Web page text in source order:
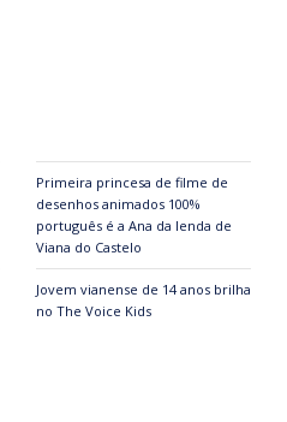
Primeira princesa de filme de
desenhos animados 100%
português é a Ana da lenda de
Viana do Castelo
Jovem vianense de 14 anos brilha
no The Voice Kids